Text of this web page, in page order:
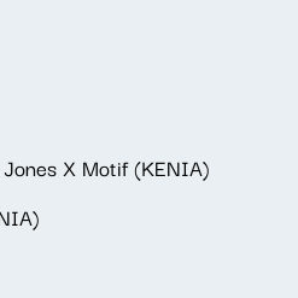
X Motif (KENIA)